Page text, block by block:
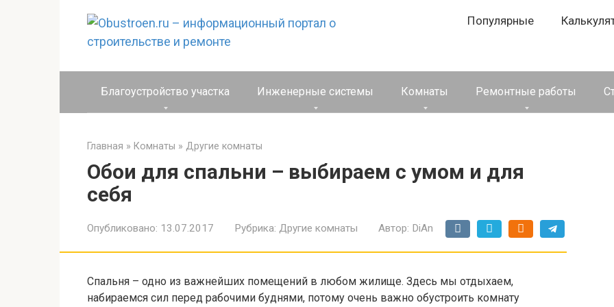
Популярные
Благоустройство участка Инженерные системы Комнаты Ремонтные работы
Главная » Комнаты » Другие комнаты
Обои для спальни – выбираем с умом и для
себя
Опубликовано: 13.07.2017 Рубрика: Другие комнаты Автор: DiAn
Спальня – одно из важнейших помещений в любом жилище. Здесь мы отдыхаем,
набираемся сил перед рабочими буднями, потому очень важно обустроить комнату